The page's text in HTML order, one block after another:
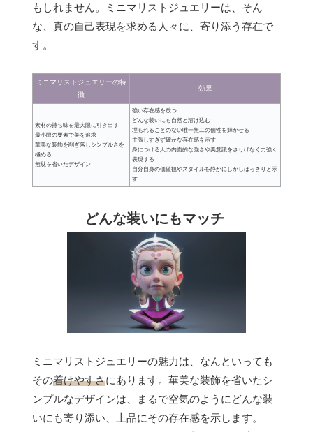
もしれません。ミニマリストジュエリーは、そん
な、真の自己表現を求める人々に、寄り添う存在で
す。
ミニマリストジュエリーの特
徴
効果
素材の持ち味を最大限に引き出す
最小限の要素で美を追求
華美な装飾を削ぎ落しシンプルさを
極める
無駄を省いたデザイン
強い存在感を放つ
どんな装いにも自然と溶け込む
埋もれることのない唯一無二の個性を輝かせる
主張しすぎず確かな存在感を示す
身につける人の内面的な強さや美意識をさりげなく力強く
表現する
自分自身の価値観やスタイルを静かにしかしはっきりと示
す
どんな装いにもマッチ
ミニマリストジュエリーの魅力は、なんといっても
その着けやすさにあります。華美な装飾を省いたシ
ンプルなデザインは、まるで空気のようにどんな装
いにも寄り添い、上品にその存在感を示します。